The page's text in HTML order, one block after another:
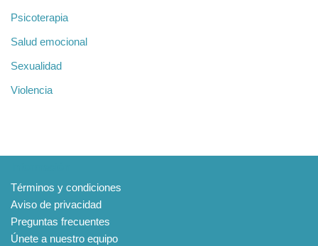
Psicoterapia
Salud emocional
Sexualidad
Violencia
Términos y condiciones
Aviso de privacidad
Preguntas frecuentes
Únete a nuestro equipo